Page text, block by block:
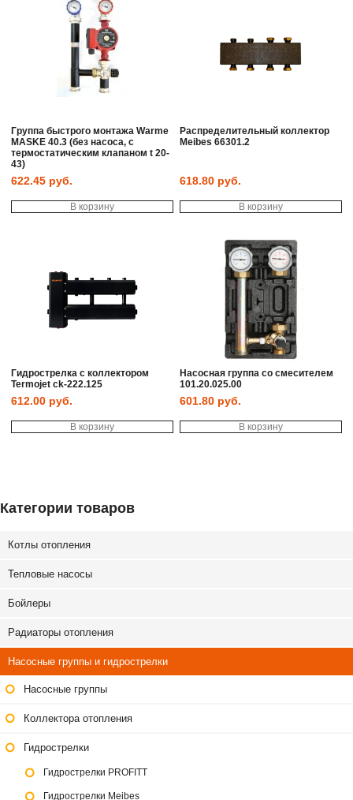
Группа быстрого монтажа Warme
MASKE 40.3 (без насоса, с
термостатическим клапаном t 20-
43)
622.45 руб.
В корзину
Распределительный коллектор
Meibes 66301.2
618.80 руб.
В корзину
Гидрострелка с коллектором
Termojet ck-222.125
612.00 руб.
В корзину
Насосная группа со смесителем
101.20.025.00
601.80 руб.
В корзину
Категории товаров
Котлы отопления
Тепловые насосы
Бойлеры
Радиаторы отопления
Насосные группы и гидрострелки
Насосные группы
Коллектора отопления
Гидрострелки
Гидрострелки PROFITT
Гидрострелки Meibes